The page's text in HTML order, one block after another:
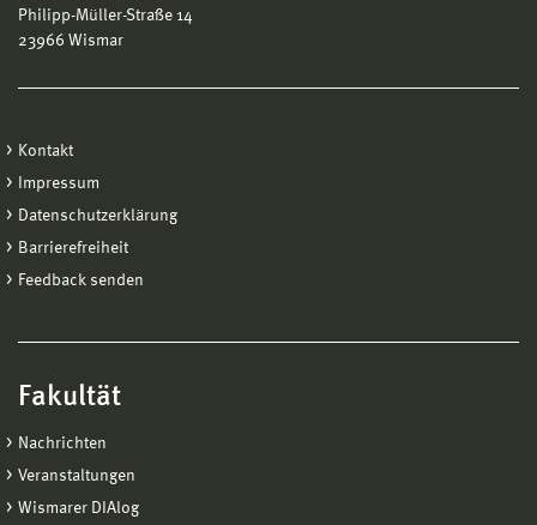
Philipp-Müller-Straße 14
23966 Wismar
Kontakt
Impressum
Datenschutzerklärung
Barrierefreiheit
Feedback senden
Fakultät
Nachrichten
Veranstaltungen
Wismarer DIAlog